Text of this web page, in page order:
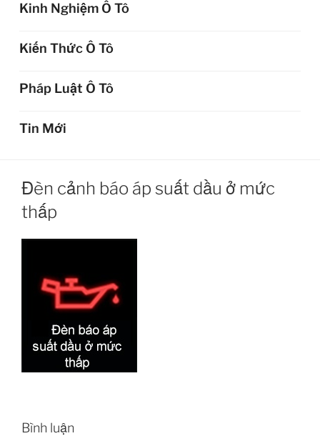
Kinh Nghiệm Ô Tô
Kiến Thức Ô Tô
Pháp Luật Ô Tô
Tin Mới
Đèn cảnh báo áp suất dầu ở mức
thấp
Bình luận